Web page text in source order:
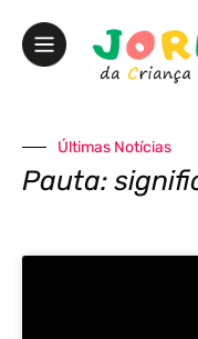
Últimas Notícias
Pauta: